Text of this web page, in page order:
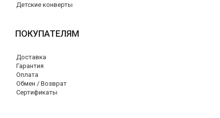
Детские конверты
ПОКУПАТЕЛЯМ
Доставка
Гарантия
Оплата
Обмен / Возврат
Сертификаты